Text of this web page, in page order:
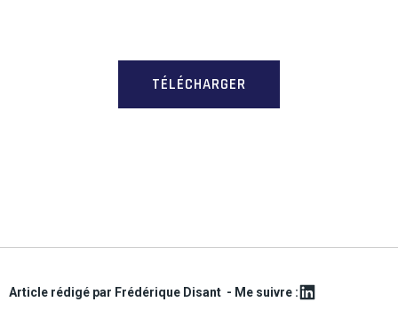
TÉLÉCHARGER
Article rédigé par Frédérique Disant - Me suivre :